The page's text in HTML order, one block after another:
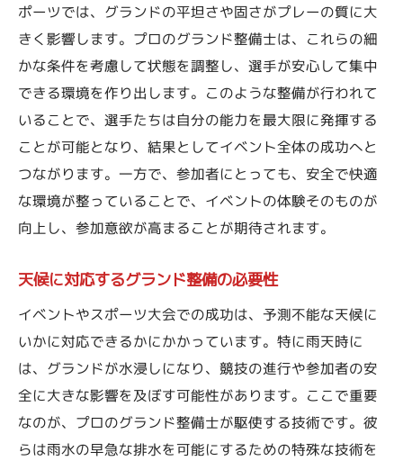
雨天時に役立つ整備のテクニック
プロが行う迅速な天候対応整備
天候変化に対応するための準備
整備後のグランドコンディション維持法
天候に左右されない整備のコツ
雨上がり、今すぐ使いたいグラウンドに
参加者の安全を守るためのグランド整備のポイ
ント
参加者の安心感を高める整備手法
事故を未然に防ぐ整備の工夫
プロが実践する安全整備の秘訣
リスク管理を徹底する整備戦略
安全性を最優先した整備プラン
天候に負けないプロのグランド整備術の秘密
ポーツでは、グランドの平坦さや固さがプレーの質に大
きく影響します。プロのグランド整備士は、これらの細
かな条件を考慮して状態を調整し、選手が安心して集中
できる環境を作り出します。このような整備が行われて
いることで、選手たちは自分の能力を最大限に発揮する
ことが可能となり、結果としてイベント全体の成功へと
つながります。一方で、参加者にとっても、安全で快適
な環境が整っていることで、イベントの体験そのものが
向上し、参加意欲が高まることが期待されます。
天候に対応するグランド整備の必要性
イベントやスポーツ大会での成功は、予測不能な天候に
いかに対応できるかにかかっています。特に雨天時に
は、グランドが水浸しになり、競技の進行や参加者の安
全に大きな影響を及ぼす可能性があります。ここで重要
なのが、プロのグランド整備士が駆使する技術です。彼
らは雨水の早急な排水を可能にするための特殊な技術を